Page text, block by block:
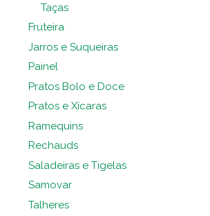
Taças
Fruteira
Jarros e Suqueiras
Painel
Pratos Bolo e Doce
Pratos e Xícaras
Ramequins
Rechauds
Saladeiras e Tigelas
Samovar
Talheres